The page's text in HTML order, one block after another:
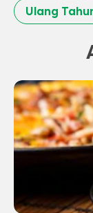
Ulang